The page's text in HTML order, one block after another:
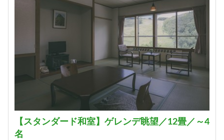
【スタンダード和室】ゲレンデ眺望／12畳／～4
名